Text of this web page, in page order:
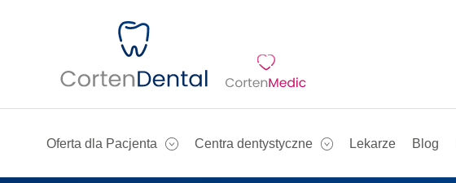
Oferta dla Pacjenta Centra dentystyczne Lekarze Blog